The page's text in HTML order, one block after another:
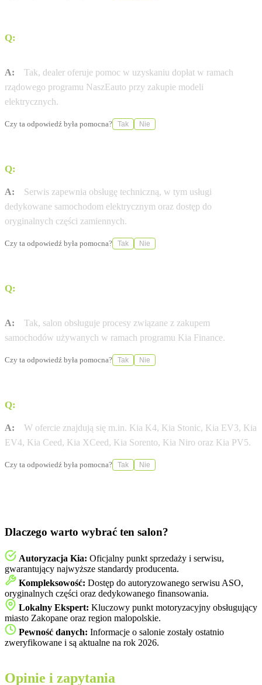
Q:
A:
Tak, dealer oferuje pomoc w uzyskaniu dopłat w ramach
rządowego programu NaszEauto przy zakupie modeli
elektrycznych.
Czy ta odpowiedź była pomocna? Tak Nie
Q:
A:
Serwis zapewnia obsługę techniczną, w tym usługi
dedykowane samochodom elektrycznym oraz dostęp do
oryginalnych części zamiennych.
Czy ta odpowiedź była pomocna? Tak Nie
Q:
A:
Tak, salon obsługuje procesy związane z zakupem
samochodów używanych w ramach programu Kia Finance.
Czy ta odpowiedź była pomocna? Tak Nie
Q:
A:
W ofercie znajdują się m.in. Kia K4, Kia Stonic, Kia EV3, Kia
EV4, Kia Ceed, Kia XCeed, Kia Sorento, Kia Niro oraz Kia PV5.
Czy ta odpowiedź była pomocna? Tak Nie
Dlaczego warto wybrać ten salon?
Autoryzacja Kia: Oficjalny punkt sprzedaży i serwisu,
gwarantujący najwyższe standardy producenta.
Kompleksowość: Dostęp do autoryzowanego serwisu ASO,
oryginalnych części oraz dedykowanego finansowania.
Lokalny Ekspert: Kluczowy punkt motoryzacyjny obsługujący
miasto Zakopane oraz region malopolskie.
Pewność danych: Informacje o salonie zostały ostatnio
zweryfikowane i są aktualne na rok 2026.
Opinie i zapytania